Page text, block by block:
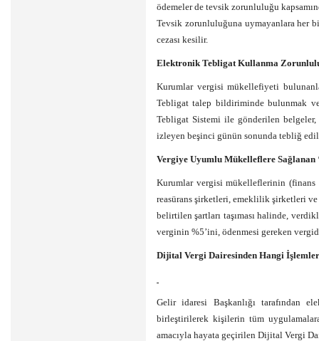
ödemeler de tevsik zorunluluğu
Tevsik zorunluluğuna uymayanlara her
cezası kesilir.
Elektronik Tebligat Kullanma
Kurumlar vergisi mükellefiyeti
Tebligat talep bildiriminde bulunmak
Tebligat Sistemi ile gönderilen
izleyen beşinci günün sonunda tebliğ
Vergiye Uyumlu Mükelleflere
Kurumlar vergisi mükelleflerinin (finans
reasürans şirketleri, emeklilik şirketleri
belirtilen şartları taşıması halinde,
verginin %5’ini, ödenmesi gereken
Dijital Vergi Dairesinden Hangi
Gelir idaresi Başkanlığı tarafından
birleştirilerek kişilerin tüm
amacıyla hayata geçirilen Dijital Vergi